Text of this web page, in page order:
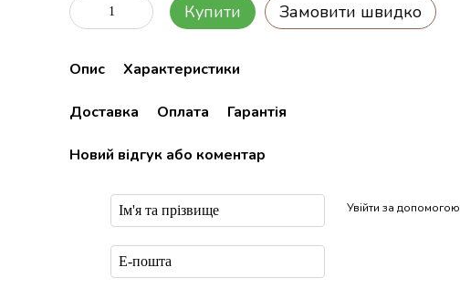
Купити Замовити швидко
Опис Характеристики
Доставка Оплата Гарантія
Новий відгук або коментар
Увійти за допомогою